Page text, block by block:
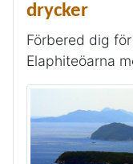
drycker
Förbered dig
Elaphiteöarna